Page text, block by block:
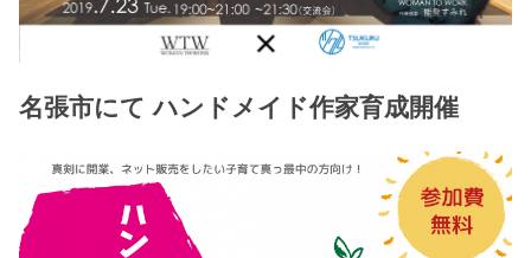
名張市にて ハンドメイド作家育成開催